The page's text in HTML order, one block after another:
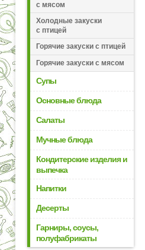
с мясом
Холодные закуски
с птицей
Горячие закуски с птицей
Горячие закуски с мясом
Супы
Основные блюда
Салаты
Мучные блюда
Кондитерские изделия и
выпечка
Напитки
Десерты
Гарниры, соусы,
полуфабрикаты